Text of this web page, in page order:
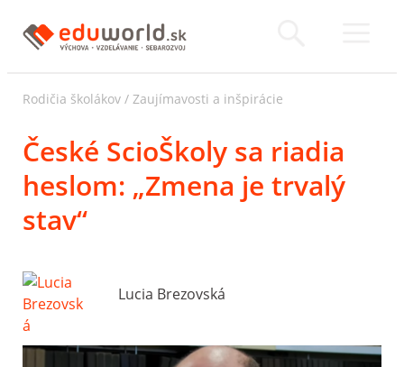
Rodičia školákov / Zaujímavosti a inšpirácie
České ScioŠkoly sa riadia
heslom: „Zmena je trvalý
stav“
Lucia Brezovská